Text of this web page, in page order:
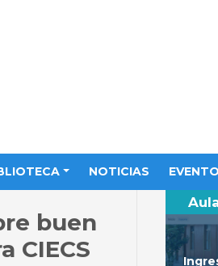
NOTICIAS
buen
CIECS